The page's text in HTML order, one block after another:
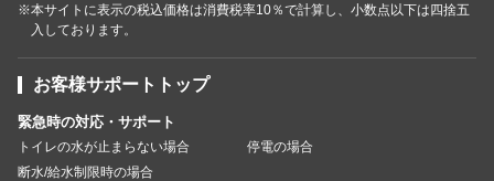
※本サイトに表示の税込価格は消費税率10％で計算し、小数点以下は四捨五
入しております。
お客様サポートトップ
緊急時の対応・サポート
トイレの水が止まらない場合
停電の場合
断水/給水制限時の場合